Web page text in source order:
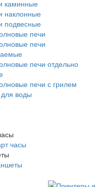
каминные
наклонные
подвесные
печи
печи
печи отдельно
печи с грилем
воды
часы